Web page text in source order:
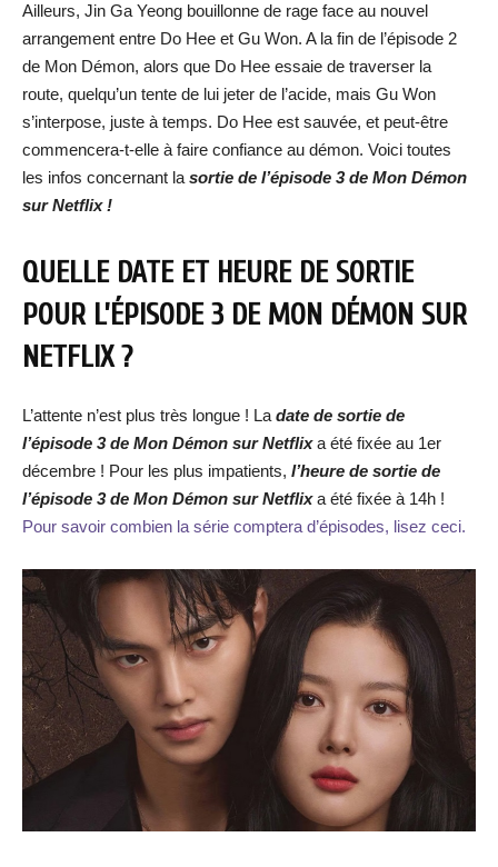
Ailleurs, Jin Ga Yeong bouillonne de rage face au nouvel
arrangement entre Do Hee et Gu Won. A la fin de l’épisode 2
de Mon Démon, alors que Do Hee essaie de traverser la
route, quelqu’un tente de lui jeter de l’acide, mais Gu Won
s’interpose, juste à temps. Do Hee est sauvée, et peut-être
commencera-t-elle à faire confiance au démon. Voici toutes
les infos concernant la sortie de l’épisode 3 de Mon Démon
sur Netflix!
QUELLE DATE ET HEURE DE SORTIE
POUR L’ÉPISODE 3 DE MON DÉMON SUR
NETFLIX?
L’attente n’est plus très longue ! La date de sortie de
l’épisode 3 de Mon Démon sur Netflixa été fixée au 1er
décembre ! Pour les plus impatients, l’heure de sortie de
l’épisode 3 de Mon Démon sur Netflixa été fixée à 14h !
Pour savoir combien la série comptera d’épisodes, lisez ceci.